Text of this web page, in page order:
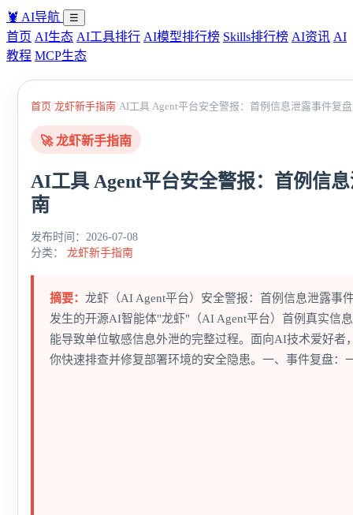
🦞 AI导航 ☰
首页 AI生态 AI工具排行 AI模型排行榜 Skills排行榜 AI资讯 AI
教程 MCP生态
首页/龙虾新手指南/AI工具 Agent平台安全警报：首例信息泄露事件复
🚀 龙虾新手指南
AI工具 Agent平台安全警报：首例信
南
发布时间：2026-07-08
分类： 龙虾新手指南
摘要： 龙虾（AI Agent平台）安全警报：首例信息泄露事
发生的开源AI智能体"龙虾"（AI Agent平台）首例真实信
能导致单位敏感信息外泄的完整过程。面向AI技术爱好
你快速排查并修复部署环境的安全隐患。一、事件复盘：